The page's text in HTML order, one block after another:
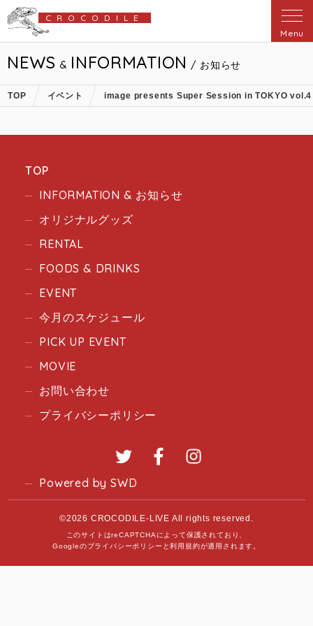
CROCODILE
Menu
NEWS & INFORMATION / お知らせ
TOP イベント image presents Super Session in TOKYO vol.4
TOP
INFORMATION & お知らせ
オリジナルグッズ
RENTAL
FOODS & DRINKS
EVENT
今月のスケジュール
PICK UP EVENT
MOVIE
お問い合わせ
プライバシーポリシー
Twitter Facebook
Powered by SWD
©2026 CROCODILE-LIVE All rights reserved.
このサイトはreCAPTCHAによって保護されており、
Googleのプライバシーポリシー と利用規約が適用されます。